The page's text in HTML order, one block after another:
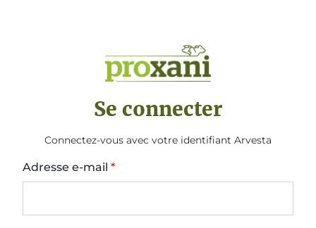
Se connecter
Connectez-vous avec votre identifiant Arvesta
Adresse e-mail